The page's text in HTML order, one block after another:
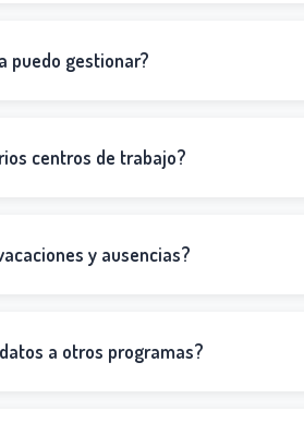
puedo gestionar?
centros de trabajo?
y ausencias?
a otros programas?